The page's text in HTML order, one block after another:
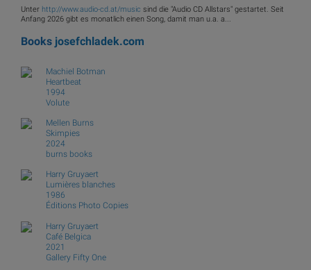
Unter http://www.audio-cd.at/music sind die "Audio CD Allstars" gestartet. Seit
Anfang 2026 gibt es monatlich einen Song, damit man u.a. a...
Books josefchladek.com
Machiel Botman
Heartbeat
1994
Volute
Mellen Burns
Skimpies
2024
burns books
Harry Gruyaert
Lumières blanches
1986
Éditions Photo Copies
Harry Gruyaert
Café Belgica
2021
Gallery Fifty One